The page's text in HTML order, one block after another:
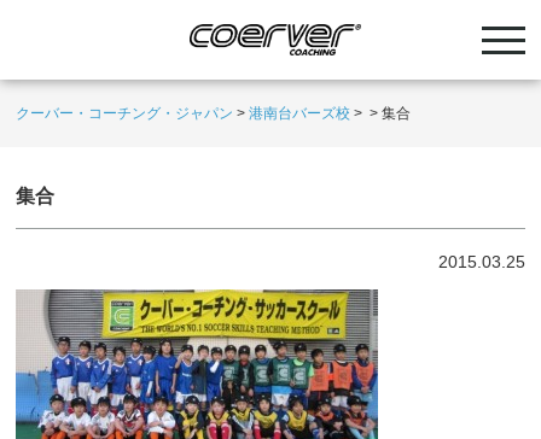
クーバー・コーチング・ジャパン >港南台バーズ校 > >集合
集合
2015.03.25